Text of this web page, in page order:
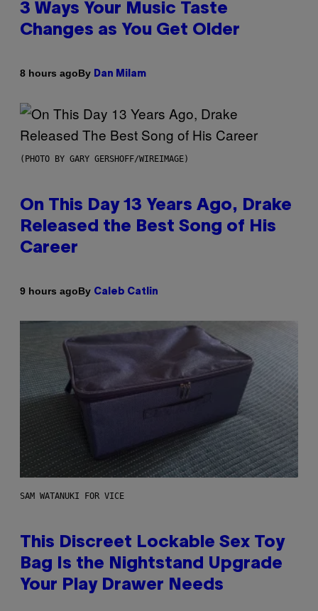
3 Ways Your Music Taste
Changes as You Get Older
8 hours agoBy Dan Milam
(PHOTO BY GARY GERSHOFF/WIREIMAGE)
On This Day 13 Years Ago, Drake
Released the Best Song of His
Career
9 hours agoBy Caleb Catlin
SAM WATANUKI FOR VICE
This Discreet Lockable Sex Toy
Bag Is the Nightstand Upgrade
Your Play Drawer Needs